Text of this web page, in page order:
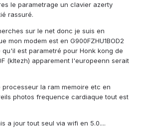
le parametrage un clavier azerty
rassuré.
sur le net donc je suis en
mon modem est en G900FZHU1BOD2
est parametré pour Honk kong de
(kltezh) apparement l'europeenn serait
la ram memoire etc en
photos frequence cardiaque tout est
a jour tout seul via wifi en 5.0....